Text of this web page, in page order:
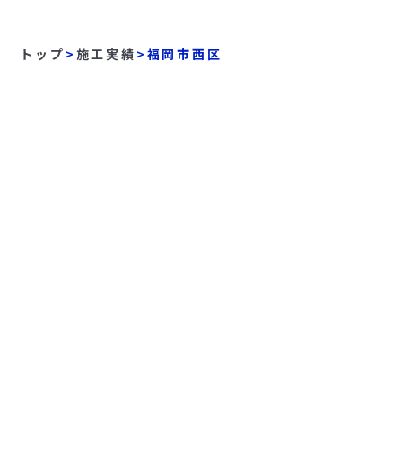
トップ > 施工実績 > 福岡市西区